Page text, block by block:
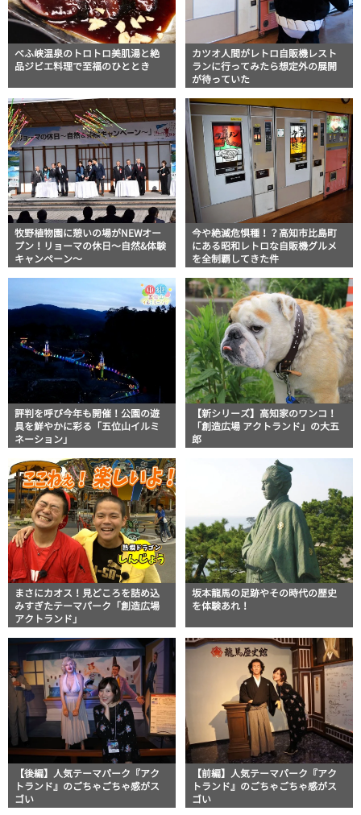
べふ峡温泉のトロトロ美肌湯と絶
品ジビエ料理で至福のひととき
カツオ人間がレトロ自販機レスト
ランに行ってみたら想定外の展開
が待っていた
牧野植物園に憩いの場がNEWオー
プン！リョーマの休日～自然&体験
キャンペーン～
今や絶滅危惧種！？高知市比島町
にある昭和レトロな自販機グルメ
を全制覇してきた件
評判を呼び今年も開催！公園の遊
具を鮮やかに彩る「五位山イルミ
ネーション」
【新シリーズ】高知家のワンコ！
「創造広場 アクトランド」の大五
郎
まさにカオス！見どころを詰め込
みすぎたテーマパーク「創造広場
アクトランド」
坂本龍馬の足跡やその時代の歴史
を体験あれ！
【後編】人気テーマパーク『アク
トランド』のごちゃごちゃ感がス
ゴい
【前編】人気テーマパーク『アク
トランド』のごちゃごちゃ感がス
ゴい